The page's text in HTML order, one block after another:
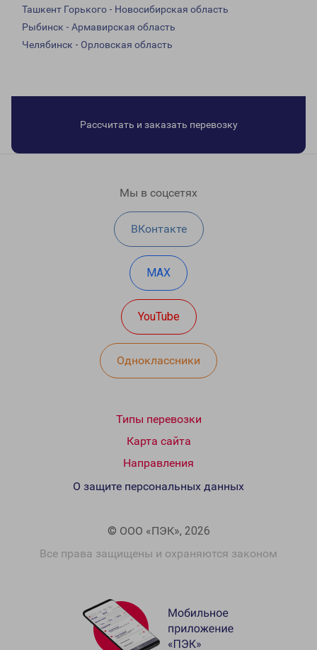
Ташкент Горького - Новосибирская область
Рыбинск - Армавирская область
Челябинск - Орловская область
Рассчитать и заказать перевозку
Мы в соцсетях
ВКонтакте
MAX
YouTube
Одноклассники
Типы перевозки
Карта сайта
Направления
© ООО «ПЭК», 2026
Все права защищены и охраняются законом
О защите персональных данных